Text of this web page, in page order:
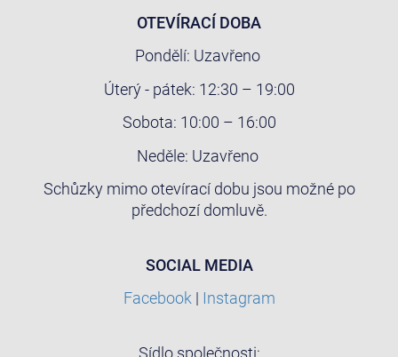
OTEVÍRACÍ DOBA
Pondělí: Uzavřeno
Úterý - pátek: 12:30 – 19:00
Sobota: 10:00 – 16:00
Neděle: Uzavřeno
Schůzky mimo otevírací dobu jsou možné po
předchozí domluvě.
SOCIAL MEDIA
Facebook | Instagram
Sídlo společnosti: